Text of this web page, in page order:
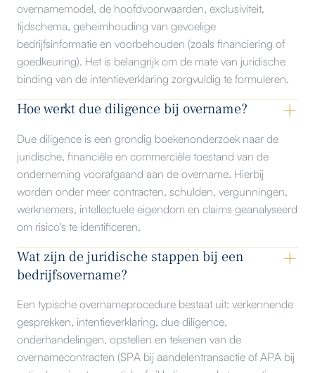
overnamemodel, de hoofdvoorwaarden, exclusiviteit,
tijdschema, geheimhouding van gevoelige
bedrijfsinformatie en voorbehouden (zoals financiering of
goedkeuring). Het is belangrijk om de mate van juridische
binding van de intentieverklaring zorgvuldig te formuleren.
Hoe werkt due diligence bij overname?
Due diligence is een grondig boekenonderzoek naar de
juridische, financiële en commerciële toestand van de
onderneming voorafgaand aan de overname. Hierbij
worden onder meer contracten, schulden, vergunningen,
werknemers, intellectuele eigendom en claims geanalyseerd
om risico's te identificeren.
Wat zijn de juridische stappen bij een
bedrijfsovername?
Een typische overnameprocedure bestaat uit: verkennende
gesprekken, intentieverklaring, due diligence,
onderhandelingen, opstellen en tekenen van de
overnamecontracten (SPA bij aandelentransactie of APA bij